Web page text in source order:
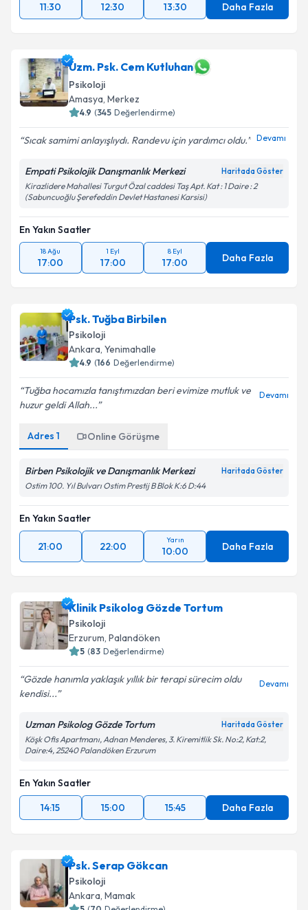
11:30
12:30 13:30 Daha Fazla
Uzm. Psk. Cem Kutluhan
Psikoloji
Amasya, Merkez
4.9 (345 Değerlendirme)
Sıcak samimi anlayışlıydı. Randevu için yardımcı oldu. Devamı
Empati Psikolojik Danışmanlık Merkezi Haritada Göster
Kirazlidere Mahallesi Turgut Özal caddesi Taş Apt. Kat : 1 Daire : 2
(Sabuncuoğlu Şerefeddin Devlet Hastanesi Karsisi)
En Yakın Saatler
18 Ağu
17:00
1 Eyl
17:00
8 Eyl
17:00 Daha Fazla
Psk. Tuğba Birbilen
Psikoloji
Ankara, Yenimahalle
4.9 (166 Değerlendirme)
Tuğba hocamızla tanıştımızdan beri evimize mutluk ve
huzur geldi Allah...
Devamı
Adres 1 Online Görüşme
Birben Psikolojik ve Danışmanlık Merkezi Haritada Göster
Ostim 100. Yıl Bulvarı Ostim Prestij B Blok K:6 D:44
En Yakın Saatler
21:00 22:00
Yarın
10:00 Daha Fazla
Klinik Psikolog Gözde Tortum
Psikoloji
Erzurum, Palandöken
5 (83 Değerlendirme)
Gözde hanımla yaklaşık yıllık bir terapi sürecim oldu
kendisi...
Devamı
Uzman Psikolog Gözde Tortum Haritada Göster
Köşk Ofis Apartmanı, Adnan Menderes, 3. Kiremitlik Sk. No:2, Kat:2,
Daire:4, 25240 Palandöken Erzurum
En Yakın Saatler
14:15
15:00 15:45 Daha Fazla
Psk. Serap Gökcan
Psikoloji
Ankara, Mamak